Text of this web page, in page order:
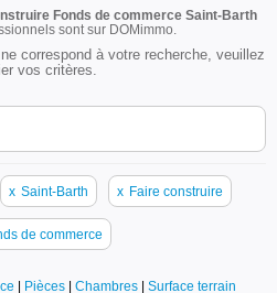
Fonds de commerce Saint-Barth
sont sur DOMimmo.
ne correspond à votre recherche, veuillez
vos critères.
x Saint-Barth x Faire construire
de commerce
| Pièces | Chambres | Surface terrain